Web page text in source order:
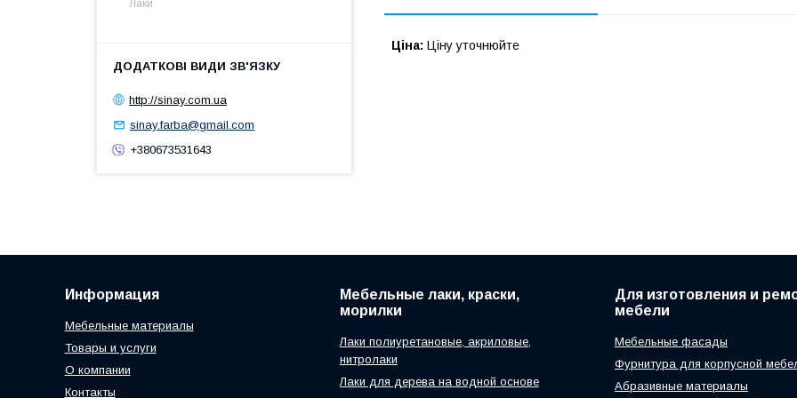
Ціна: Ціну уточнюйте
Лаки
http://sinay.com.ua
sinay.farba@gmail.com
+380673531643
Информация
Мебельные материалы
Товары и услуги
О компании
Контакты
Мебельные лаки, краски,
морилки
Лаки полиуретановые, акриловые,
нитролаки
Лаки для дерева на водной основе
Для изготовления и
мебели
Мебельные фасады
Фурнитура для корпусной
Абразивные материалы